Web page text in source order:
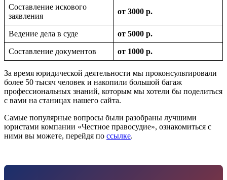
Составление искового
заявления
от 3000 р.
Ведение дела в суде от 5000 р.
Составление документов от 1000 р.
За время юридической деятельности мы проконсультировали
более 50 тысяч человек и накопили большой багаж
профессиональных знаний, которым мы хотели бы поделиться
с вами на станицах нашего сайта.
Самые популярные вопросы были разобраны лучшими
юристами компании «Честное правосудие», ознакомиться с
ними вы можете, перейдя по ссылке.